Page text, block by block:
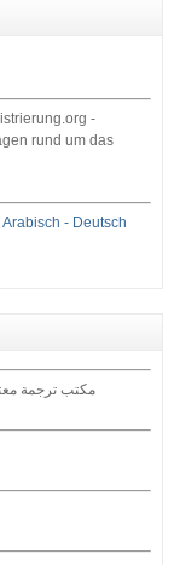
-
rund um das
Arabisch - Deutsch
مكتب ترجمة